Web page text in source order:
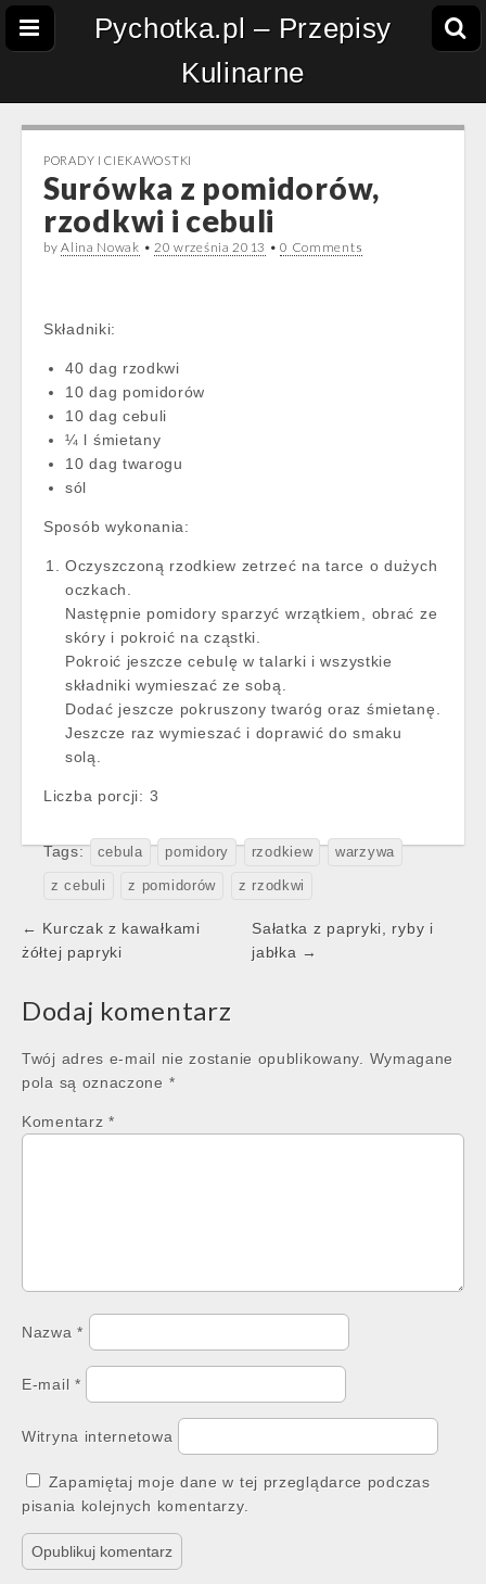
Pychotka.pl – Przepisy
Kulinarne
PORADY I CIEKAWOSTKI
Surówka z pomidorów,
rzodkwi i cebuli
byAlina Nowak • 20 września 2013 •0 Comments
Składniki:
40 dag rzodkwi
10 dag pomidorów
10 dag cebuli
¼ l śmietany
10 dag twarogu
sól
Sposób wykonania:
Oczyszczoną rzodkiew zetrzeć na tarce o dużych
oczkach.
Następnie pomidory sparzyć wrzątkiem, obrać ze
skóry i pokroić na cząstki.
Pokroić jeszcze cebulę w talarki i wszystkie
składniki wymieszać ze sobą.
Dodać jeszcze pokruszony twaróg oraz śmietanę.
Jeszcze raz wymieszać i doprawić do smaku
solą.
Liczba porcji: 3
Tags: cebula pomidory rzodkiew warzywa
z cebuli z pomidorów z rzodkwi
Post
navigation
← Kurczak z kawałkami
żółtej papryki
Sałatka z papryki, ryby i
jabłka →
Dodaj komentarz
Twój adres e-mail nie zostanie opublikowany.
Wymagane
pola są oznaczone *
Komentarz *
Nazwa*
E-mail *
Witryna internetowa
Zapamiętaj moje dane w tej przeglądarce podczas
pisania kolejnych komentarzy.